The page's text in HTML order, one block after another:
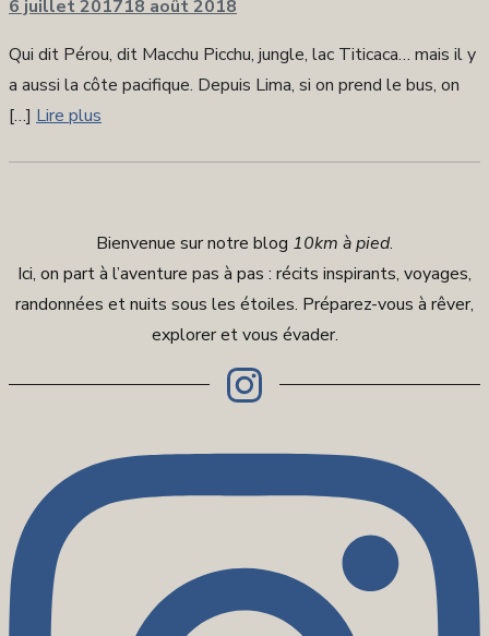
Publié
6 juillet 201718 août 2018
Qui dit Pérou, dit Macchu Picchu, jungle, lac Titicaca… mais il y
a aussi la côte pacifique. Depuis Lima, si on prend le bus, on
[…] Lire plus
Bienvenue sur notre blog 10km à pied.
Ici, on part à l’aventure pas à pas : récits inspirants, voyages,
randonnées et nuits sous les étoiles. Préparez-vous à rêver,
explorer et vous évader.